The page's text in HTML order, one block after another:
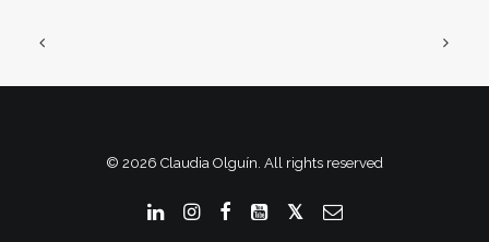
© 2026 Claudia Olguín. All rights reserved